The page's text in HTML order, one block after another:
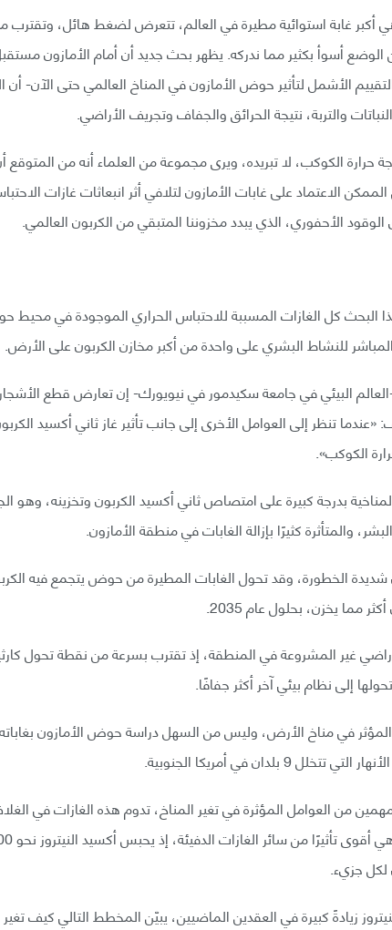
أكبر غابة استوائية مطيرة في العالم، تتعرض لضغط هائل،
الوضع أسوأ بكثير مما ندركه. يظهر بحث جديد أن أمام الأمازون
الأشمل لتأثير حوض الأمازون في المناخ العالمي حتى الآن- أن
والتربة، نتيجة الحرائق والجفاف وتجريف الأراضي.
حرارة الكوكب، لا تبريده، ويرى مجموعة من العلماء أنه من المتوقع
الاعتماد على غابات الأمازون لتلافي أثر انبعاثات غازات
الأحفوري، الذي يبدد مخزوننا المتبقي من الكربون العالمي.
كل الغازات المسببة للاحتباس الحراري الموجودة في
المباشر للنشاط البشري على واحدة من أكبر مخازن الكربون على الأرض.
البيئي في جامعة سكيدمور في نيويورك- إن تعارض قطع
تنظر إلى العوامل الأخرى إلى جانب تأثير غاز ثاني أكسيد
الكوكب».
بدرجة كبيرة على امتصاص ثاني أكسيد الكربون وتخزينه، وهو
والمتأثرة كثيرًا بإزالة الغابات في منطقة الأمازون.
شديدة الخطورة، وقد تحول الغابات المطيرة من حوض يتجمع فيه
مما يخزن، بحلول عام 2035.
غير المشروعة في المنطقة، إذ تقترب بسرعة من نقطة تحول
إلى نظام بيئي آخر أكثر جفافًا.
في مناخ الأرض، وليس من السهل دراسة حوض الأمازون بغاباته
بلدان في أمريكا الجنوبية.
مهمين من العوامل المؤثرة في تغير المناخ، تدوم هذه الغازات في
لكل جزيء.
زيادةً كبيرة في العقدين الماضيين، يبيّن المخطط التالي كيف